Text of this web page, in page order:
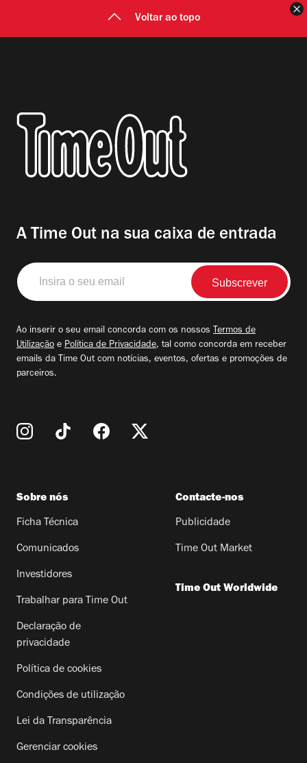
Voltar ao topo
A Time Out na sua caixa de entrada
Insira
o
seu
Ao inserir o seu email concorda com os nossos Termos de
Utilização e Política de Privacidade, tal como concorda em receber
emails da Time Out com notícias, eventos, ofertas e promoções de
parceiros.
Sobre nós
Ficha Técnica
Comunicados
Investidores
Trabalhar para Time Out
Declaração de
privacidade
Política de cookies
Condições de utilização
Lei da Transparência
Gerenciar cookies
Contacte-nos
Publicidade
Time Out Market
Time Out Worldwide